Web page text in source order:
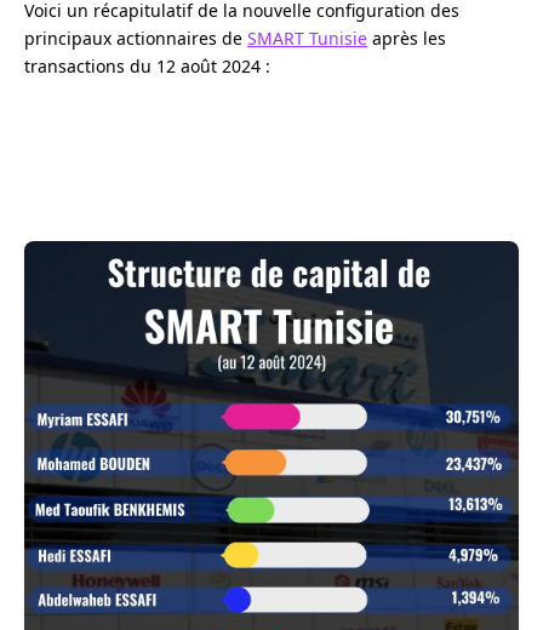
Voici un récapitulatif de la nouvelle configuration des
principaux actionnaires de SMART Tunisie après les
transactions du 12 août 2024 :